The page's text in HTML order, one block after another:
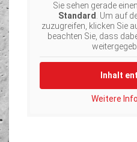
Sie sehen gerade
Standard
. Um auf
zuzugreifen, klicken Sie
beachten Sie, dass
Inhalt
Weitere